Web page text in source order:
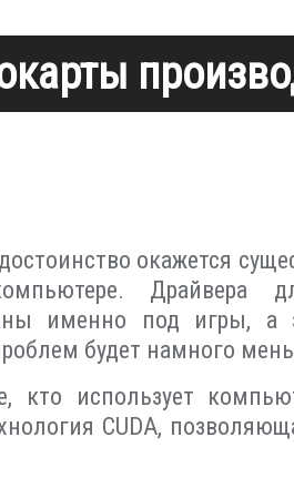
окажется
Драйвера
именно под игры, а
будет намного
кто использует
CUDA,